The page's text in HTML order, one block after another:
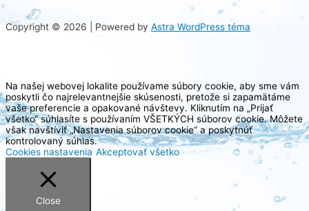
Copyright © 2026 | Powered by Astra WordPress téma
Na našej webovej lokalite používame súbory cookie, aby sme vám
poskytli čo najrelevantnejšie skúsenosti, pretože si zapamätáme
vaše preferencie a opakované návštevy. Kliknutím na „Prijať
všetko“ súhlasíte s používaním VŠETKÝCH súborov cookie. Môžete
však navštíviť „Nastavenia súborov cookie“ a poskytnúť
kontrolovaný súhlas.
Cookies nastavenia Akceptovať všetko
Close